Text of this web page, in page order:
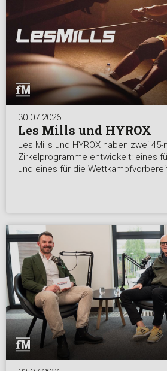
30.07.2026
Les Mills und HYROX
Les Mills und HYROX haben zwei 45-
Zirkelprogramme entwickelt: eines
und eines für die